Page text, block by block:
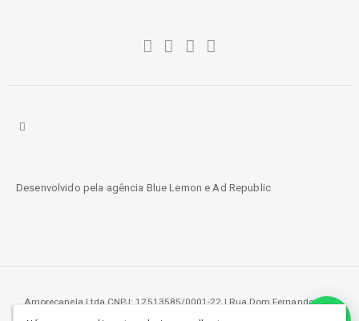
Desenvolvido pela agência Blue Lemon e Ad Republic
Amorecanela Ltda CNPJ: 12513585/0001-22 | Rua Dom Fernando 219,